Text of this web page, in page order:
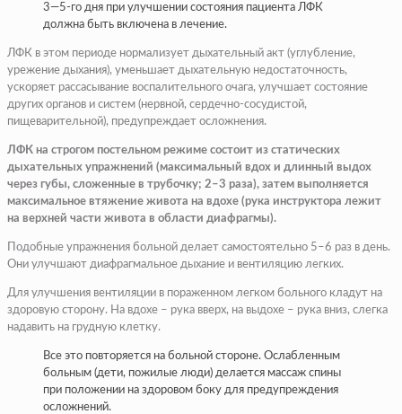
3—5-го дня при улучшении состояния пациента ЛФК
должна быть включена в лечение.
ЛФК в этом периоде нормализует дыхательный акт (углубление,
урежение дыхания), уменьшает дыхательную недостаточность,
ускоряет рассасывание воспалительного очага, улучшает состояние
других органов и систем (нервной, сердечно-сосудистой,
пищеварительной), предупреждает осложнения.
ЛФК на строгом постельном режиме состоит из статических
дыхательных упражнений (максимальный вдох и длинный выдох
через губы, сложенные в трубочку; 2–3 раза), затем выполняется
максимальное втяжение живота на вдохе (рука инструктора лежит
на верхней части живота в области диафрагмы).
Подобные упражнения больной делает самостоятельно 5–6 раз в день.
Они улучшают диафрагмальное дыхание и вентиляцию легких.
Для улучшения вентиляции в пораженном легком больного кладут на
здоровую сторону. На вдохе – рука вверх, на выдохе – рука вниз, слегка
надавить на грудную клетку.
Все это повторяется на больной стороне. Ослабленным
больным (дети, пожилые люди) делается массаж спины
при положении на здоровом боку для предупреждения
осложнений.